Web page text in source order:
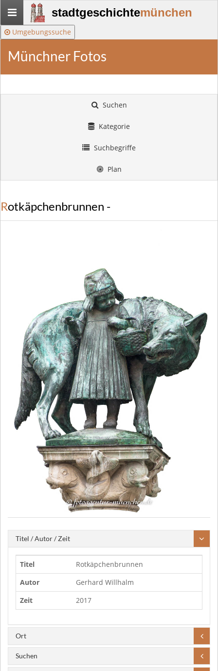
Stadtgeschichte-
München
stadtgeschichtemünchen
Umgebungssuche
Münchner Fotos
Suchen
Kategorie
Suchbegriffe
Plan
Rotkäpchenbrunnen -
Titel / Autor / Zeit
Titel
Rotkäpchenbrunnen
Autor
Gerhard Willhalm
Zeit
2017
Ort
Suchen